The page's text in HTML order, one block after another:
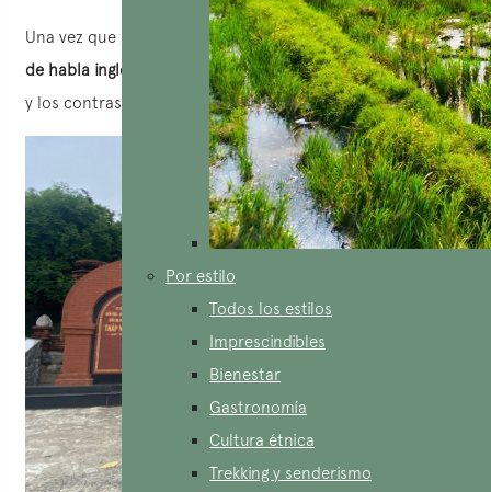
Por estilo
Todos los estilos
Imprescindibles
Bienestar
Gastronomía
Cultura étnica
Trekking y senderismo
Una vez que ha optado por la solución «Conductorguía
de habla inglesa en Vietnam«, es esencial evaluar los pros
y los contras de este servicio.